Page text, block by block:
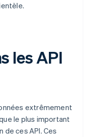
les API
extrêmement
le plus important
ces API. Ces